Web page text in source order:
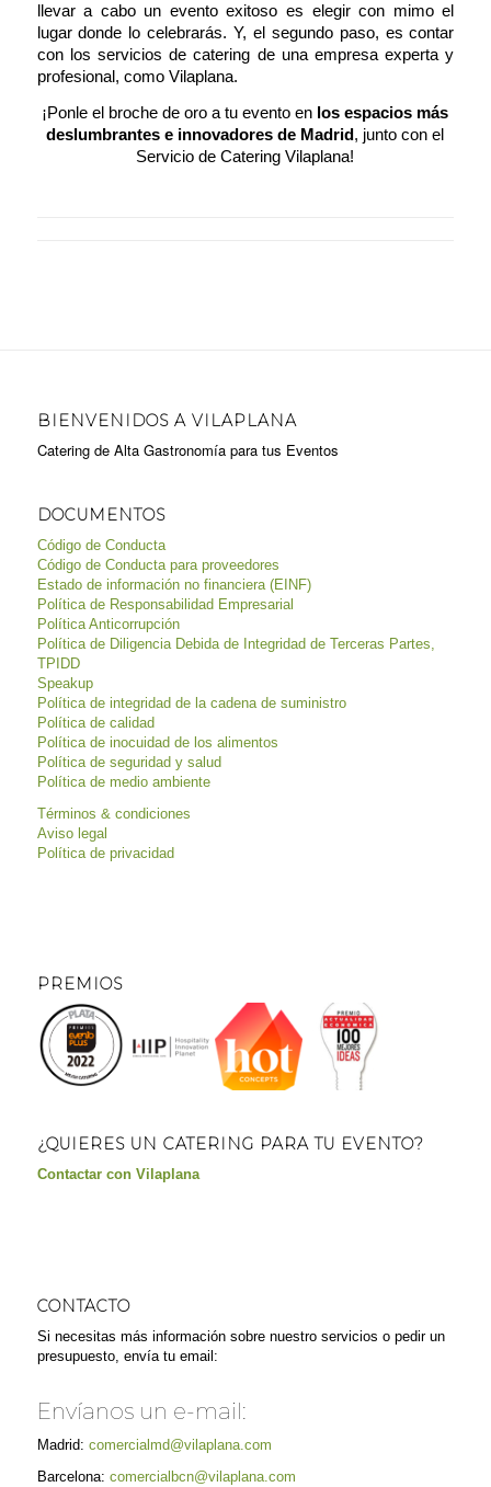
llevar a cabo un evento exitoso es elegir con mimo el
lugar donde lo celebrarás. Y, el segundo paso, es contar
con los servicios de catering de una empresa experta y
profesional, como Vilaplana.
¡Ponle el broche de oro a tu evento en los espacios más
deslumbrantes e innovadores de Madrid, junto con el
Servicio de Catering Vilaplana!
BIENVENIDOS A VILAPLANA
Catering de Alta Gastronomía para tus Eventos
DOCUMENTOS
Código de Conducta
Código de Conducta para proveedores
Estado de información no financiera (EINF)
Política de Responsabilidad Empresarial
Política Anticorrupción
Política de Diligencia Debida de Integridad de Terceras Partes,
TPIDD
Speakup
Política de integridad de la cadena de suministro
Política de calidad
Política de inocuidad de los alimentos
Política de seguridad y salud
Política de medio ambiente
Términos & condiciones
Aviso legal
Política de privacidad
PREMIOS
¿QUIERES UN CATERING PARA TU EVENTO?
Contactar con Vilaplana
CONTACTO
Si necesitas más información sobre nuestro servicios o pedir un
presupuesto, envía tu email:
Envíanos un e-mail:
Madrid: comercialmd@vilaplana.com
Barcelona: comercialbcn@vilaplana.com